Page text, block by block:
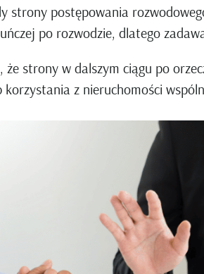
strony postępowania
po rozwodzie, dlatego
że strony w dalszym ciągu po
korzystania z nieruchomości